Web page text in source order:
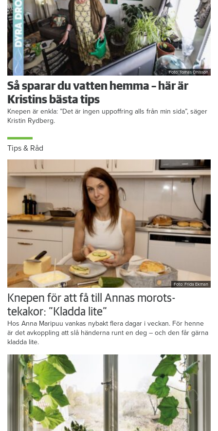
Foto: Tomas Ohlsson
Så sparar du vatten hemma – här är
Kristins bästa tips
Knepen är enkla: ”Det är ingen uppoffring alls från min sida”, säger
Kristin Rydberg.
Tips & Råd
Foto: Frida Ekman
Knepen för att få till Annas morots-
tekakor: ”Kladda lite”
Hos Anna Maripuu vankas nybakt flera dagar i veckan. För henne
är det avkoppling att slå händerna runt en deg – och den får gärna
kladda lite.